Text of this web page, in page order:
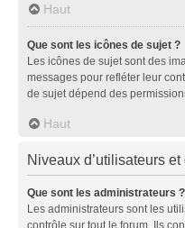
Haut
Que sont les icônes de sujet ?
Les icônes de sujet sont des
messages pour refléter leur
de sujet dépend des
Haut
Niveaux d’utilisateurs
Que sont les administrateurs ?
Les administrateurs sont les
contrôle sur tout le forum. Ils